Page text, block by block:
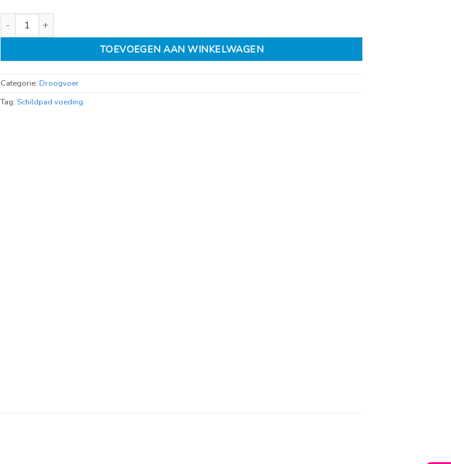
Schildpad mix fijn 330ml aantal
TOEVOEGEN AAN WINKELWAGEN
Categorie: Droogvoer
Tag: Schildpad voeding